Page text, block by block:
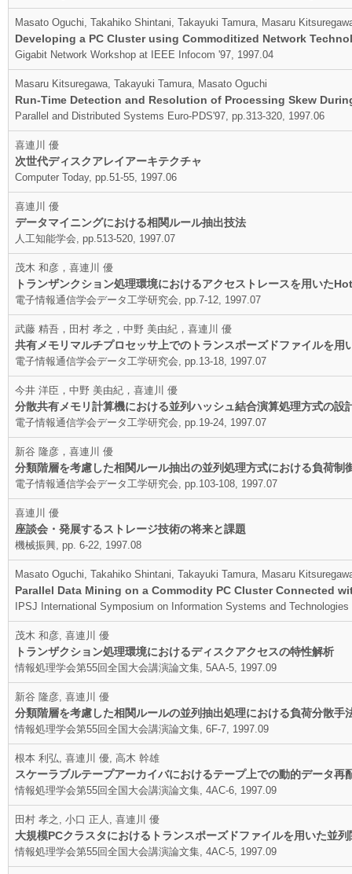
Masato Oguchi, Takahiko Shintani, Takayuki Tamura, Masaru
Developing a PC Cluster using Commoditized Network
Gigabit Network Workshop at IEEE Infocom '97, 1997.04
Masaru Kitsuregawa, Takayuki Tamura, Masato Oguchi
Run-Time Detection and Resolution of Processing Skew
Parallel and Distributed Systems Euro-PDS'97, pp.313-320, 1997.06
喜連川 優
次世代ディスクアレイアーキテクチャ
Computer Today, pp.51-55, 1997.06
喜連川 優
データマイニングにおける相関ルール抽出技法
人工知能学会, pp.513-520, 1997.07
茂木 和彦，喜連川 優
トランザンクション処理環境におけるアクセストレースを用いた
電子情報通信学会データ工学研究会, pp.7-12, 1997.07
武藤 精吾，田村 孝之，中野 美由紀，喜連川 優
共有メモリマルチプロセッサ上でのトランスポーズドファイルを用
電子情報通信学会データ工学研究会, pp.13-18, 1997.07
今井 洋臣，中野 美由紀，喜連川 優
分散共有メモリ計算機における並列ハッシュ結合演算処理方式の設
電子情報通信学会データ工学研究会, pp.19-24, 1997.07
新谷 隆彦，喜連川 優
分類階層を考慮した相関ルール抽出の並列処理方式における負荷制
電子情報通信学会データ工学研究会, pp.103-108, 1997.07
喜連川 優
座談会・発展するストレージ技術の将来と課題
機械振興, pp. 6-22, 1997.08
Masato Oguchi, Takahiko Shintani, Takayuki Tamura, Masaru
Parallel Data Mining on a Commodity PC Cluster Connected
IPSJ International Symposium on Information Systems and
茂木 和彦, 喜連川 優
トランザクション処理環境におけるディスクアクセスの特性解析
情報処理学会第55回全国大会講演論文集, 5AA-5, 1997.09
新谷 隆彦, 喜連川 優
分類階層を考慮した相関ルールの並列抽出処理における負荷分散手
情報処理学会第55回全国大会講演論文集, 6F-7, 1997.09
根本 利弘, 喜連川 優, 高木 幹雄
スケーラブルテープアーカイバにおけるテープ上での動的データ再
情報処理学会第55回全国大会講演論文集, 4AC-6, 1997.09
田村 孝之, 小口 正人, 喜連川 優
大規模PCクラスタにおけるトランスポーズドファイルを用いた並
情報処理学会第55回全国大会講演論文集, 4AC-5, 1997.09